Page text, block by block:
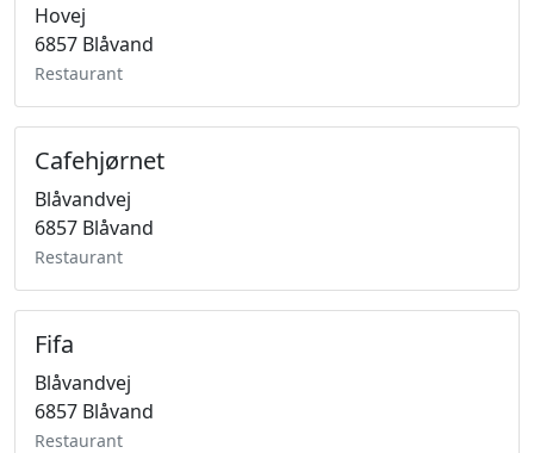
Hovej
6857 Blåvand
Restaurant
Cafehjørnet
Blåvandvej
6857 Blåvand
Restaurant
Fifa
Blåvandvej
6857 Blåvand
Restaurant